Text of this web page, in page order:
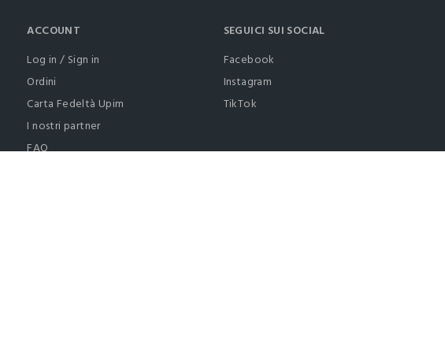
ACCOUNT
Log in / Sign in
Ordini
Carta Fedeltà Upim
I nostri partner
FAQ
SEGUICI SUI SOCIAL
Facebook
Instagram
TikTok